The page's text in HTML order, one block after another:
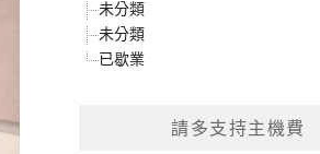
未分類
未分類
已歇業
請多支持主機費